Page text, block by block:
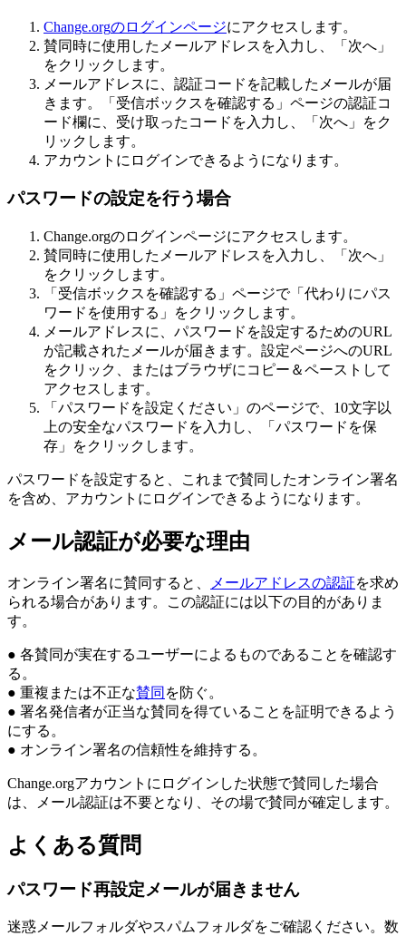
Change.orgのロ グイ ンページにアクセス し ま す。
賛同 時に使用 した メ ールア ド レ ス を 入 力 し 「 次へ 」
をク リ ッ ク し ま す。
メ ールア ド レ スに 認証コ ー ド を記載した メ ールが届
き ま す。 「 受信ボッ ク ス を確認する 」 ページの認証コ
ー ド欄に 受け取 った コ ー ド を 入 力 し 「 次へ 」 をク
リ ッ ク し ま す。
アカ ウ ン ト に ロ グイ ンでき る よ う にな り ま す。
パスワー ドの設定を行う場合
Change.orgのロ グイ ンページにアクセス し ま す。
賛同 時に使用 した メ ールア ド レ ス を 入 力 し 「 次へ 」
をク リ ッ ク し ま す。
「 受信ボッ ク ス を確認する 」 ページで「 代わ り にパス
ワー ド を使用する 」 をク リ ッ ク し ま す。
メ ールア ド レ スに パス ワー ド を設定するためのURL
が記載された メ ールが届き ま す。 設定ページへのURL
をク リ ッ ク ま たはブラ ウザに コ ピー ＆ペース ト して
アクセス し ま す。
「 パス ワー ド を設定 く ださ い 」 のページで、 10文字以
上の安全なパス ワー ド を 入 力 し 「 パス ワー ド を保
存 」 をク リ ッ ク し ま す。
パス ワー ド を設定する と こ れま で賛同 したオンライ ン署名
を含め アカ ウ ン ト に ロ グイ ンでき る よ う にな り ま す。
メ ール認証が必要な理由
オンライ ン署名に賛同する と メ ールア ド レ スの認証を求め
られる場合があ り ま す。 こ の認証には 以下の目 的があ り ま
す。
● 各賛同 が実在するユーザーに よ る ものである こ と を確認す
る 。
● 重複 ま たは不正な賛同 を防ぐ。
● 署名発信者が正当な賛同 を得ている こ と を証明でき る よ う
にする 。
● オンライ ン署名の信頼性を維持する 。
Change.orgアカ ウ ン ト に ロ グイ ン した状態で賛同 した場合
は
メ ール認証は不要と な り その場で賛同 が確定 し ま す。
よ く ある質問
パスワー ド再設定メールが届き ません
迷惑 メ ールフ ォ ルダやスパムフ ォ ルダをご確認 く ださ い。 数